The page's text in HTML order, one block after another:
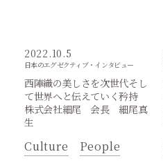
2022.10.5
日本のエグゼクティブ・インタビュー
西陣織の美しさを次世代そし
て世界へと伝えていく矜持
株式会社細尾 会長 細尾真
生
Culture People